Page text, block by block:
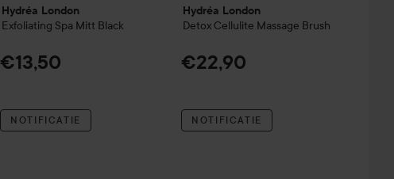
Hydréa London
Exfoliating Spa Mitt Black
€13,50
NOTIFICATIE
Hydréa London
Detox Cellulite Massage Brush
€22,90
NOTIFICATIE